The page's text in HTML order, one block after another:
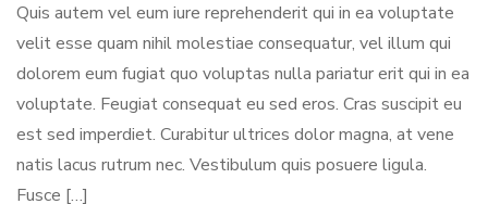
Quis autem vel eum iure reprehenderit qui in ea voluptate
velit esse quam nihil molestiae consequatur, vel illum qui
dolorem eum fugiat quo voluptas nulla pariatur erit qui in ea
voluptate. Feugiat consequat eu sed eros. Cras suscipit eu
est sed imperdiet. Curabitur ultrices dolor magna, at vene
natis lacus rutrum nec. Vestibulum quis posuere ligula.
Fusce […]